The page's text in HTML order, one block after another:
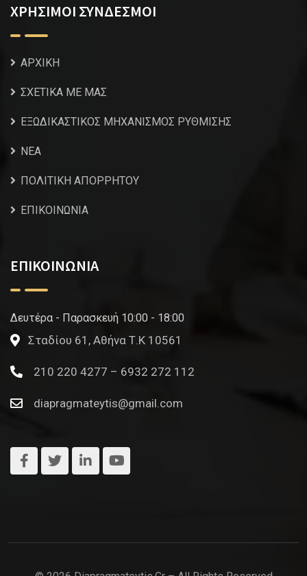
ΧΡΗΣΙΜΟΙ ΣΥΝΔΕΣΜΟΙ
ΑΡΧΙΚΗ
ΣΧΕΤΙΚΑ ΜΕ ΜΑΣ
ΕΞΩΔΙΚΑΣΤΙΚΟΣ ΜΗΧΑΝΙΣΜΟΣ ΡΥΘΜΙΣΗΣ
NEA
ΠΟΛΙΤΙΚΗ ΑΠΟΡΡΗΤΟΥ
ΕΠΙΚΟΙΝΩΝΙΑ
ΕΠΙΚΟΙΝΩΝΙΑ
Δευτέρα - Παρασκευή 10:00 - 18:00
Σταδίου 61, Αθήνα Τ.Κ 10561
210 220 4277 – 6932 272 112
diapragmateytis@gmail.com